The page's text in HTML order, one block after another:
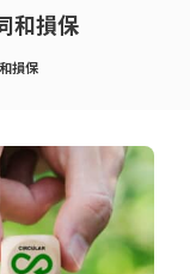
和損保
損保